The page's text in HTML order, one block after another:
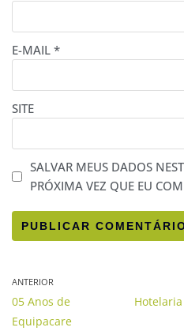
E-MAIL *
SITE
SALVAR MEUS DADOS
PRÓXIMA VEZ QUE EU
ANTERIOR
05 Anos de
Equipacare